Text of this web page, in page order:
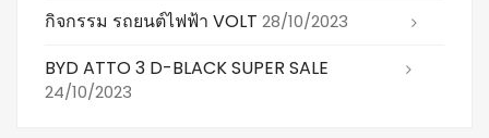
กิจกรรม รถยนต์ไฟฟ้า VOLT 28/10/2023
BYD ATTO 3 D-BLACK SUPER SALE
24/10/2023